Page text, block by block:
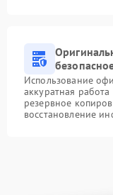
Использование
аккуратная
резервное
восстановление